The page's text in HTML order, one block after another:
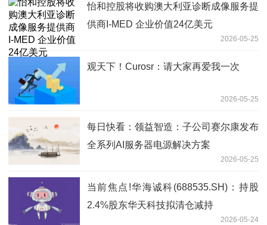
怡和控股将收购澳大利亚诊断成像服务提
供商I-MED 企业价值24亿美元
2026-05-25
观天下！Curosr：请大家再爱我一次
2026-05-25
每日快看：领益智造：子公司赛尔康发布
全系列AI服务器电源解决方案
2026-05-25
当前焦点!华海诚科(688535.SH)：持股
2.4%股东华天科技拟清仓减持
2026-05-24